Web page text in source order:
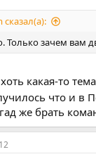
сказал(а):
Только зачем вам
какая-то
что и в
же брать